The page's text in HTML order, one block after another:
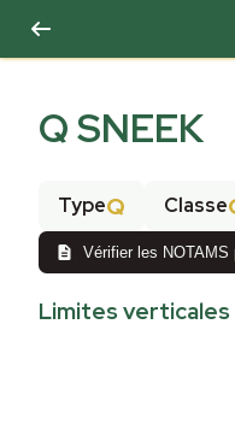
Q SNEEK
TypeQ Classe
Vérifier les NOTAMS
Limites verticales